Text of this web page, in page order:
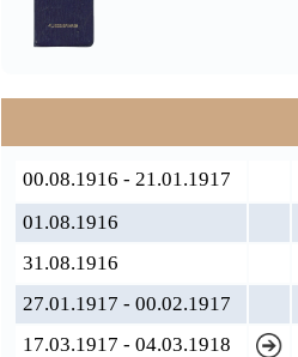
00.08.1916 - 21.01.1917
01.08.1916
31.08.1916
27.01.1917 - 00.02.1917
17.03.1917 - 04.03.1918